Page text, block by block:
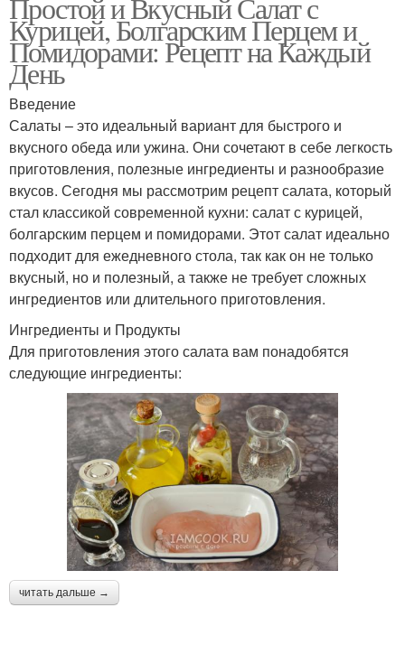
Курицей, Болгарским Перцем и
Помидорами: Рецепт на Каждый
День
Введение
Салаты – это идеальный вариант для быстрого и
вкусного обеда или ужина. Они сочетают в себе легкость
приготовления, полезные ингредиенты и разнообразие
вкусов. Сегодня мы рассмотрим рецепт салата, который
стал классикой современной кухни: салат с курицей,
болгарским перцем и помидорами. Этот салат идеально
подходит для ежедневного стола, так как он не только
вкусный, но и полезный, а также не требует сложных
ингредиентов или длительного приготовления.
Ингредиенты и Продукты
Для приготовления этого салата вам понадобятся
следующие ингредиенты:
читать дальше →